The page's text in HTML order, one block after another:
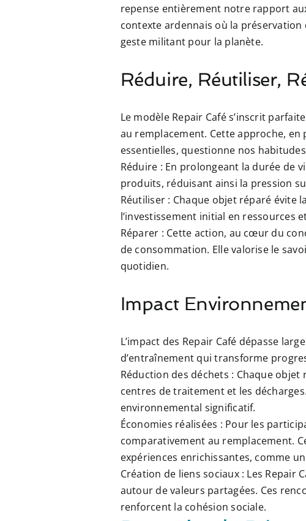
repense entièrement notre rapport
contexte ardennais où la
geste militant pour la planète.
Réduire, Réutiliser,
Le modèle Repair Café s’inscrit
au remplacement. Cette approche, en
essentielles, questionne nos
Réduire : En prolongeant la durée de
produits, réduisant ainsi la pression
Réutiliser : Chaque objet réparé évite
l’investissement initial en ressources
Réparer : Cette action, au cœur du
de consommation. Elle valorise le
quotidien.
Impact
L’impact des Repair Café dépasse
d’entraînement qui transforme
Réduction des déchets : Chaque objet
centres de traitement et les
environnemental significatif.
Économies réalisées : Pour les
comparativement au remplacement.
expériences enrichissantes, comme
Création de liens sociaux : Les Repair
autour de valeurs partagées. Ces
renforcent la cohésion sociale.